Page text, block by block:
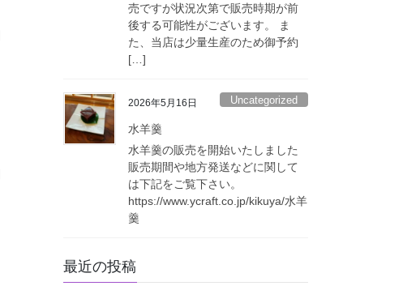
売ですが状況次第で販売時期が前
後する可能性がございます。 ま
た、当店は少量生産のため御予約
[…]
2026年5月16日 Uncategorized
水羊羹
水羊羹の販売を開始いたしました
販売期間や地方発送などに関して
は下記をご覧下さい。
https://www.ycraft.co.jp/kikuya/水羊
羹
最近の投稿